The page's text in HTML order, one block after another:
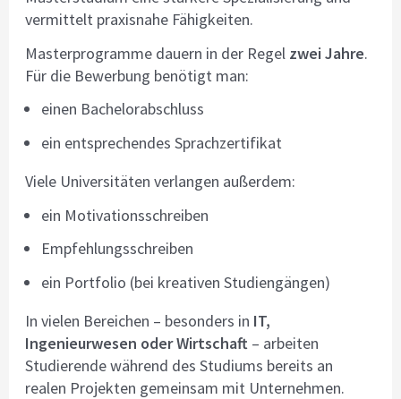
vermittelt praxisnahe Fähigkeiten.
Masterprogramme dauern in der Regel zwei Jahre.
Für die Bewerbung benötigt man:
einen Bachelorabschluss
ein entsprechendes Sprachzertifikat
Viele Universitäten verlangen außerdem:
ein Motivationsschreiben
Empfehlungsschreiben
ein Portfolio (bei kreativen Studiengängen)
In vielen Bereichen – besonders in IT,
Ingenieurwesen oder Wirtschaft– arbeiten
Studierende während des Studiums bereits an
realen Projekten gemeinsam mit Unternehmen.